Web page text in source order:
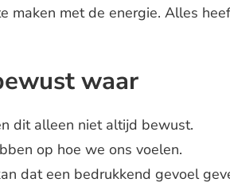
maken met de energie. Alles
waar
dit alleen niet altijd bewust.
op hoe we ons voelen.
dat een bedrukkend gevoel